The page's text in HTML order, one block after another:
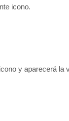
icono.
y aparecerá la